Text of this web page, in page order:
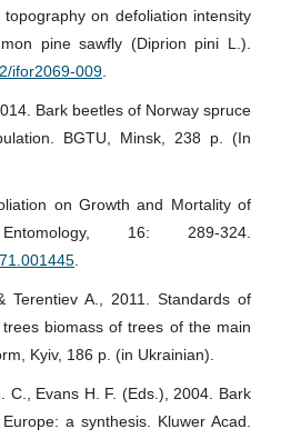
on defoliation intensity
pine sawfly (Diprion pini L.).
ifor2069-009
Bark beetles of Norway spruce
BGTU, Minsk, 238 p. (In
on Growth and Mortality of
16: 289-324.
Terentiev A., 2011. Standards of
biomass of trees of the main
Kyiv, 186 p. (in Ukrainian).
C., Evans H. F. (Eds.), 2004. Bark
a synthesis. Kluwer Acad.